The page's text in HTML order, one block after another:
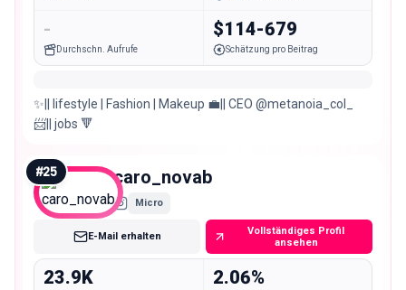
-
Durchschn. Aufrufe
$114-679
Schätzung pro Beitrag
✨|| lifestyle | Fashion | Makeup 💼|| CEO @metanoia_col_
📨|| jobs 🔻
#25 caro_novab
Micro
E-Mail erhalten
Vollständiges Profil
ansehen
23.9K 2.06%